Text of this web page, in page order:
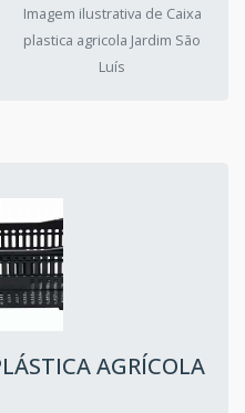
Imagem ilustrativa de Caixa
plastica agricola Jardim São
Luís
AGRÍCOLA